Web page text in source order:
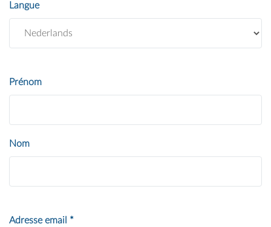
Langue
Prénom
Nom
Adresse email *